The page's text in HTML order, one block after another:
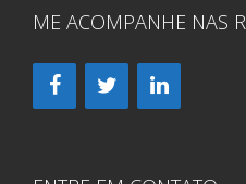
ME ACOMPANHE NAS